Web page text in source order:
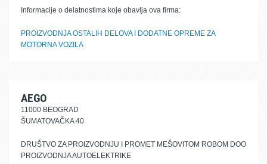
Informacije o delatnostima koje obavlja ova firma:
PROIZVODNJA OSTALIH DELOVA I DODATNE OPREME ZA
MOTORNA VOZILA
AEGO
11000 BEOGRAD
ŠUMATOVAČKA 40
DRUŠTVO ZA PROIZVODNJU I PROMET MEŠOVITOM ROBOM DOO
PROIZVODNJA AUTOELEKTRIKE